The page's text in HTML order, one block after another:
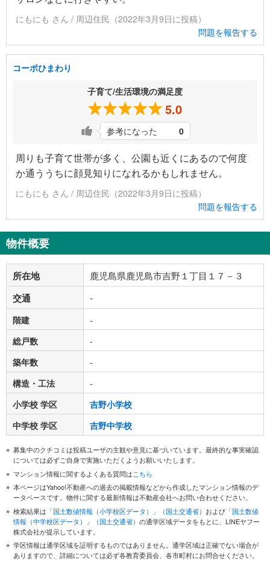
にもにも さん / 周辺住民（2022年3月9日に投稿）
問題を報告する
コーポひまわり
子育て/生活環境の満足度
5.0
参考になった 0
周りも子育て世帯が多く、公園も近くにあるので何度
か通ううちに顔見知りになれるかもしれません。
にもにも さん / 周辺住民（2022年3月9日に投稿）
問題を報告する
物件概要
所在地 鹿児島県鹿児島市吉野１丁目１７－３
交通 -
階建
-
総戸数
-
築年数
-
構造・工法
-
小学校 学区
吉野小学校
中学校 学区
吉野中学校
募集中のクチコミは投稿ユーザの主観や意見に基づいています。最終的な事実確認
については必ずご自身で実施いただくようお願いいたします。
マンション情報に関するよくある質問はこちら
本ページはYahoo!不動産への過去の掲載情報などから作成したマンション情報のデ
ータベースです。物件に関する最新情報は不動産会社へお問い合わせください。
検索結果は 「国土数値情報（小学校区データ）」（国土交通省） および 「国土数値
情報（中学校区データ）」（国土交通省） の通学区域データをもとに、LINEヤフー
株式会社が提示しています。
学区情報は通学区域を証明するものではありません。通学区域は正確でない場合が
ありますので、詳細については必ず各教育委員会、各市町村にお問合せください。